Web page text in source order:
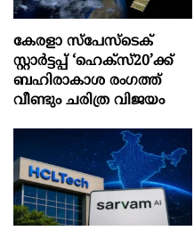
കേരളാ സ്പേസ്ടെക്
സ്റ്റാർട്ടപ്പ് ‘ഹെക്സ്20’ക്ക്
ബഹിരാകാശ രംഗത്ത്
വീണ്ടും ചരിത്ര വിജയം